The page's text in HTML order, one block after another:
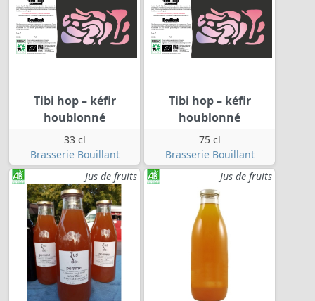
Tibi hop – kéfir
houblonné
33 cl
Brasserie Bouillant
Tibi hop – kéfir
houblonné
75 cl
Brasserie Bouillant
Jus de fruits
Jus de fruits